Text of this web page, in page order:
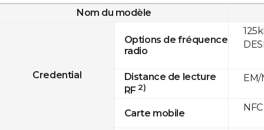
Nom du modèle
Credential
Options de fréquence
radio
Distance de lecture
RF 2)
Carte mobile
EM/
NFC